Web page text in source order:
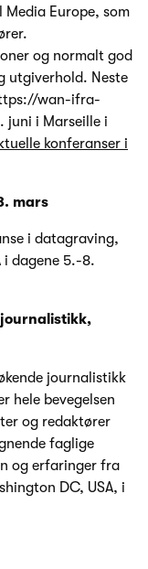
Europe, som
og normalt god
utgiverhold. Neste
wan-ifra-
juni i Marseille i
konferanser i
mars
i datagraving,
i dagene 5.-8.
journalistikk,
journalistikk
hele bevegelsen
og redaktører
faglige
og erfaringer fra
DC, USA, i